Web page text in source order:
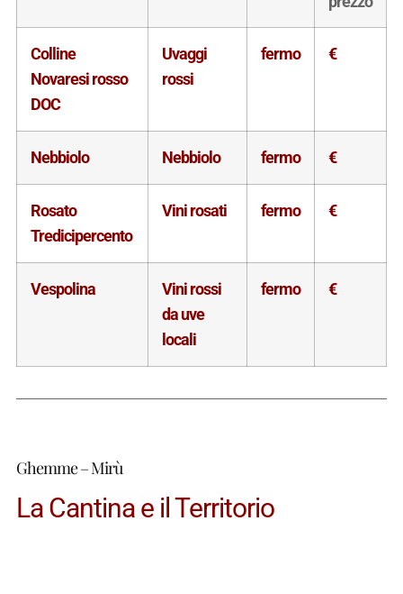
Colline
Novaresi rosso
DOC
Uvaggi
rossi
fermo €
Nebbiolo Nebbiolo fermo €
Rosato
Tredicipercento
Vini rosati fermo €
Vespolina
Vini rossi
da uve
locali
fermo €
Ghemme – Mirù
La Cantina e il Territorio